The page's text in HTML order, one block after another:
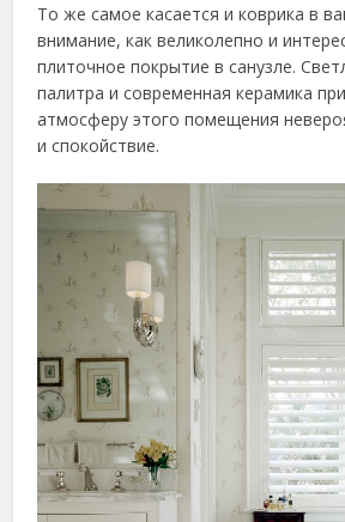
То же самое касается и коврика в
внимание, как великолепно и
плиточное покрытие в санузле.
палитра и современная керамика
атмосферу этого помещения
и спокойствие.